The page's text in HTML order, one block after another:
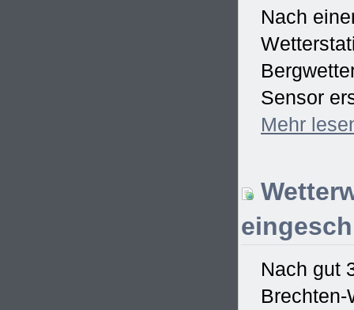
Nach
Sensor
Mehr
Nach gut
Brechten-